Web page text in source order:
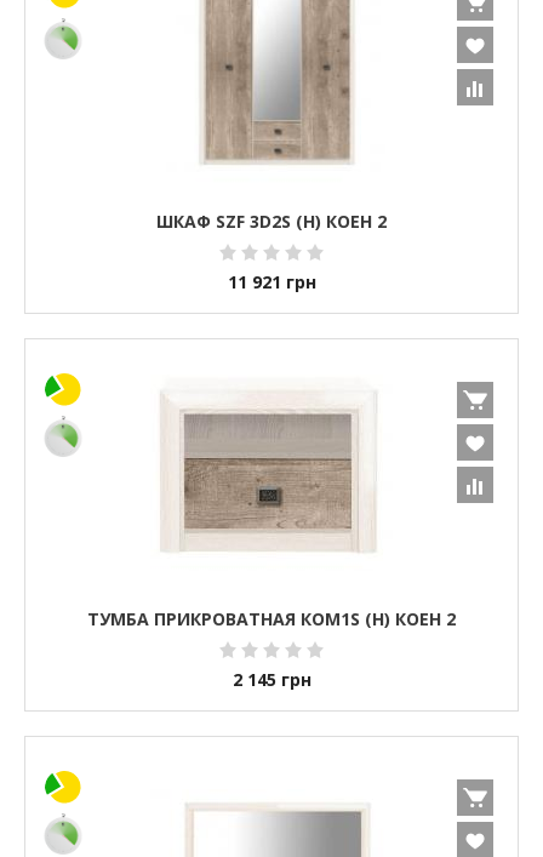
ШКАФ SZF 3D2S (H) КОЕН 2
11 921 грн
ТУМБА ПРИКРОВАТНАЯ КОМ1S (H) КОЕН 2
2 145 грн